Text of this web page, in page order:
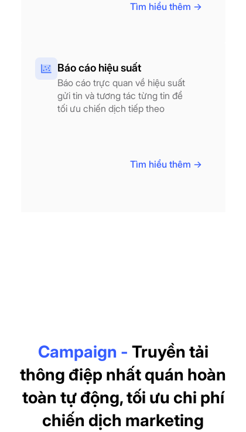
Tìm hiểu thêm ->
Báo cáo hiệu suất
Báo cáo trực quan về hiệu suất
gửi tin và tương tác từng tin để
tối ưu chiến dịch tiếp theo
Tìm hiểu thêm ->
Campaign - Truyền tải
thông điệp nhất quán hoàn
toàn tự động, tối ưu chi phí
chiến dịch marketing